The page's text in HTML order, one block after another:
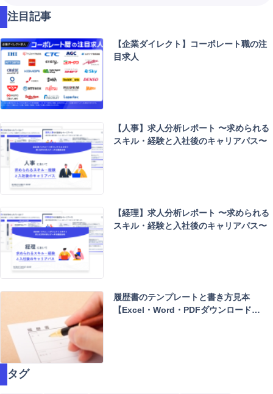
名
、
キ
ー
ワ
ド
で
検
索
注目記事
【企業ダイレクト】コーポレート職の注
目求人
【人事】求人分析レポート 〜求められる
スキル・経験と入社後のキャリアパス〜
【経理】求人分析レポート 〜求められる
スキル・経験と入社後のキャリアパス〜
履歴書のテンプレートと書き方見本
【Excel・Word・PDFダウンロード…
タグ